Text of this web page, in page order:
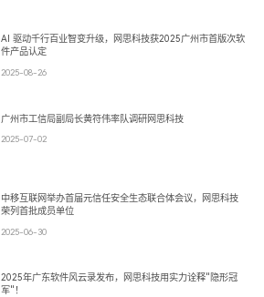
AI 驱动千行百业智变升级，网思科技获2025广州市首版次软
件产品认定
2025-08-26
广州市工信局副局长黄符伟率队调研网思科技
2025-07-02
中移互联网举办首届元信任安全生态联合体会议，网思科技
荣列首批成员单位
2025-06-30
2025年广东软件风云录发布，网思科技用实力诠释"隐形冠
军"！